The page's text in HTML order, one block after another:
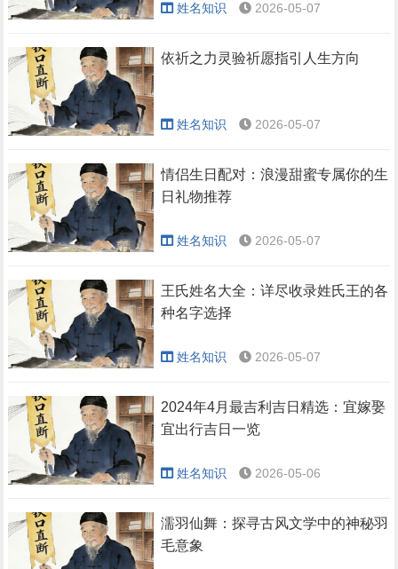
姓名知识 2026-05-07
依祈之力灵验祈愿指引人生方向
姓名知识 2026-05-07
情侣生日配对：浪漫甜蜜专属你的生
日礼物推荐
姓名知识 2026-05-07
王氏姓名大全：详尽收录姓氏王的各
种名字选择
姓名知识 2026-05-07
2024年4月最吉利吉日精选：宜嫁娶
宜出行吉日一览
姓名知识 2026-05-06
濡羽仙舞：探寻古风文学中的神秘羽
毛意象